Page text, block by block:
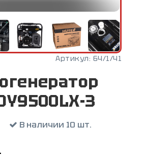
Артикул: 64/1/41
3
В наличии 10 шт.